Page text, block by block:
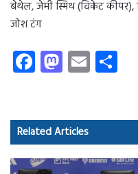
बेथेल, जेमी स्मिथ (विकेट
जोश टंग
Fa
ce
o
ok
M
as
d
o
E
m
Related Articles